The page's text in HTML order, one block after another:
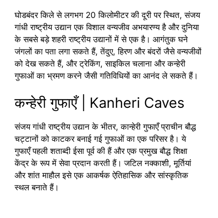
घोडबंदर किले से लगभग 20 किलोमीटर की दूरी पर स्थित, संजय
गांधी राष्ट्रीय उद्यान एक विशाल वन्यजीव अभयारण्य है और दुनिया
के सबसे बड़े शहरी राष्ट्रीय उद्यानों में से एक है। आगंतुक घने
जंगलों का पता लगा सकते हैं, तेंदुए, हिरण और बंदरों जैसे वन्यजीवों
को देख सकते हैं, और ट्रेकिंग, साइकिल चलाना और कन्हेरी
गुफाओं का भ्रमण करने जैसी गतिविधियों का आनंद ले सकते हैं।
कन्हेरी गुफाएँ | Kanheri Caves
संजय गांधी राष्ट्रीय उद्यान के भीतर, कान्हेरी गुफाएँ प्राचीन बौद्ध
चट्टानों को काटकर बनाई गई गुफाओं का एक परिसर है। ये
गुफाएँ पहली शताब्दी ईसा पूर्व की हैं और एक प्रमुख बौद्ध शिक्षा
केंद्र के रूप में सेवा प्रदान करती हैं। जटिल नक्काशी, मूर्तियां
और शांत माहौल इसे एक आकर्षक ऐतिहासिक और सांस्कृतिक
स्थल बनाते हैं।